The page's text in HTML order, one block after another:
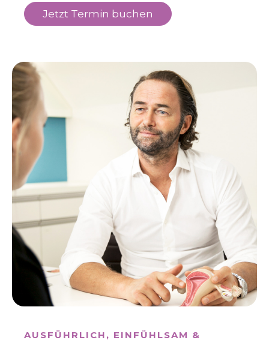
Jetzt Termin buchen
AUSFÜHRLICH, EINFÜHLSAM &